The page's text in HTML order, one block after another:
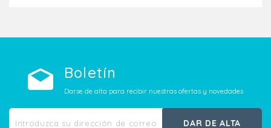
Boletín
Darse de alta para recibir nuestras ofertas y novedades
DAR DE ALTA